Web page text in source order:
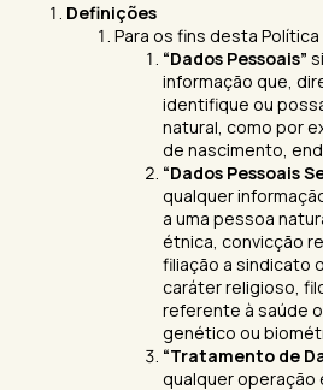
Definições
Para os fins desta
“Dados Pessoais”
informação que,
identifique ou
natural, como por
de nascimento,
“Dados Pessoais
qualquer
a uma pessoa
étnica, convicção
filiação a sindicato
caráter religioso,
referente à saúde
genético ou
“Tratamento de
qualquer operação